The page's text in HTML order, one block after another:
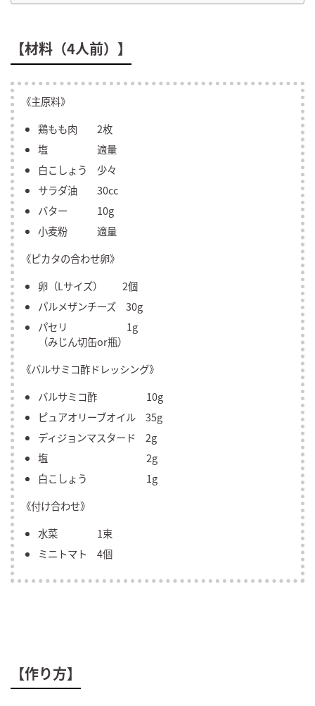
【材料（4人前）】
《主原料》
鶏もも肉 2枚
塩 適量
白こしょう 少々
サラダ油 30cc
バター 10g
小麦粉 適量
《ピカタの合わせ卵》
卵（Lサイズ） 2個
パルメザンチーズ 30g
パセリ 1g
（みじん切缶or瓶）
《バルサミコ酢ドレッシング》
バルサミコ酢 10g
ピュアオリーブオイル 35g
ディジョンマスタード 2g
塩 2g
白こしょう 1g
《付け合わせ》
水菜 1束
ミニトマト 4個
【作り方】